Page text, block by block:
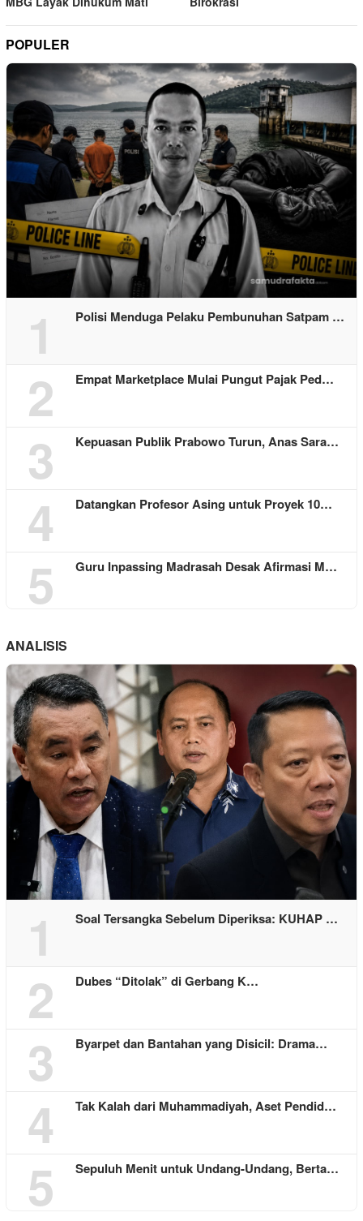
POPULER
1 Polisi Menduga Pelaku Pembunuhan Satpam …
2 Empat Marketplace Mulai Pungut Pajak Ped…
3 Kepuasan Publik Prabowo Turun, Anas Sara…
4 Datangkan Profesor Asing untuk Proyek 10…
5 Guru Inpassing Madrasah Desak Afirmasi M…
ANALISIS
1 Soal Tersangka Sebelum Diperiksa: KUHAP …
2 Dubes “Ditolak” di Gerbang K…
3 Byarpet dan Bantahan yang Disicil: Drama…
4 Tak Kalah dari Muhammadiyah, Aset Pendid…
5 Sepuluh Menit untuk Undang-Undang, Berta…